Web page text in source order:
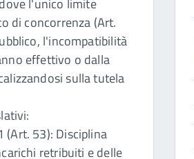
l'unico limite
di concorrenza (Art.
l'incompatibilità
effettivo o dalla
sulla tutela
(Art. 53): Disciplina
retribuiti e delle